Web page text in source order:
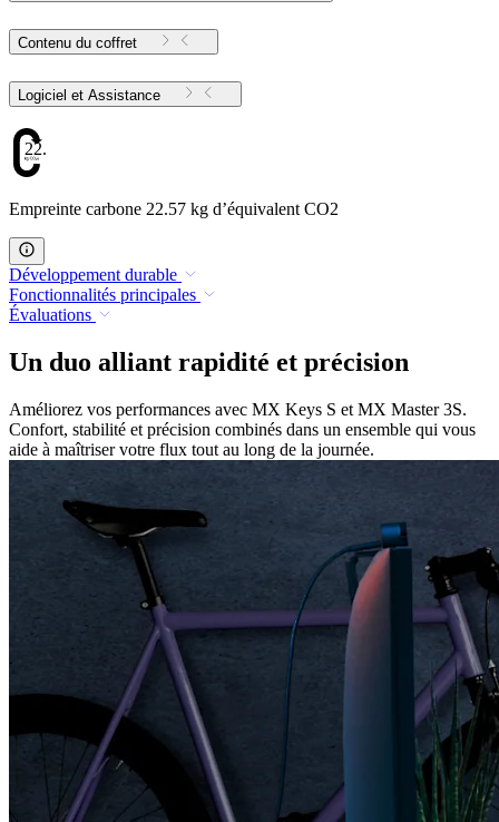
Contenu du coffret
Logiciel et Assistance
22.57
Empreinte carbone 22.57 kg d’équivalent CO2
Développement durable
Fonctionnalités principales
Évaluations
Un duo alliant rapidité et précision
Améliorez vos performances avec MX Keys S et MX Master 3S.
Confort, stabilité et précision combinés dans un ensemble qui vous
aide à maîtriser votre flux tout au long de la journée.